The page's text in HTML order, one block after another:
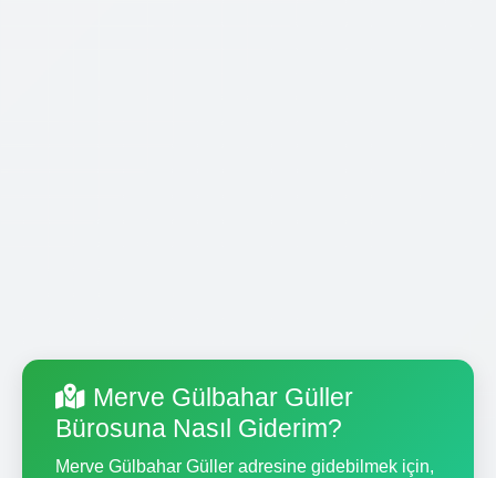
Merve Gülbahar Güller
Bürosuna Nasıl Giderim?
Merve Gülbahar Güller adresine gidebilmek için,